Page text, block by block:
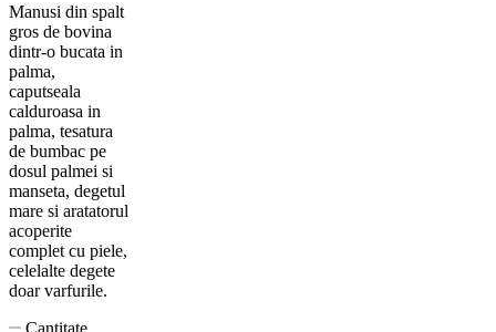
Manusi din spalt
gros de bovina
dintr-o bucata in
palma,
caputseala
calduroasa in
palma, tesatura
de bumbac pe
dosul palmei si
manseta, degetul
mare si aratatorul
acoperite
complet cu piele,
celelalte degete
doar varfurile.
Cantitate